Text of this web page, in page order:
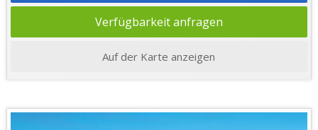
Verfügbarkeit anfragen
Auf der Karte anzeigen